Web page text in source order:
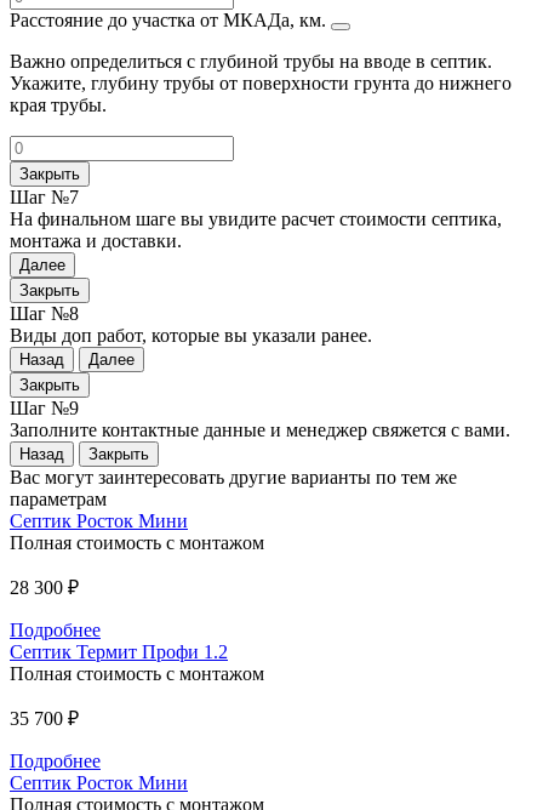
Расстояние до участка от МКАДа, км.
Важно определиться с глубиной трубы на вводе в септик.
Укажите, глубину трубы от поверхности грунта до нижнего
края трубы.
Закрыть
Шаг №7
На финальном шаге вы увидите расчет стоимости септика,
монтажа и доставки.
Далее
Закрыть
Шаг №8
Виды доп работ, которые вы указали ранее.
Назад
Далее
Закрыть
Шаг №9
Заполните контактные данные и менеджер свяжется с вами.
Назад Закрыть
Вас могут заинтересовать другие варианты по тем же
параметрам
Септик Росток Мини
Полная стоимость с монтажом
28 300 ₽
Подробнее
Септик Термит Профи 1.2
Полная стоимость с монтажом
35 700 ₽
Подробнее
Септик Росток Мини
Полная стоимость с монтажом